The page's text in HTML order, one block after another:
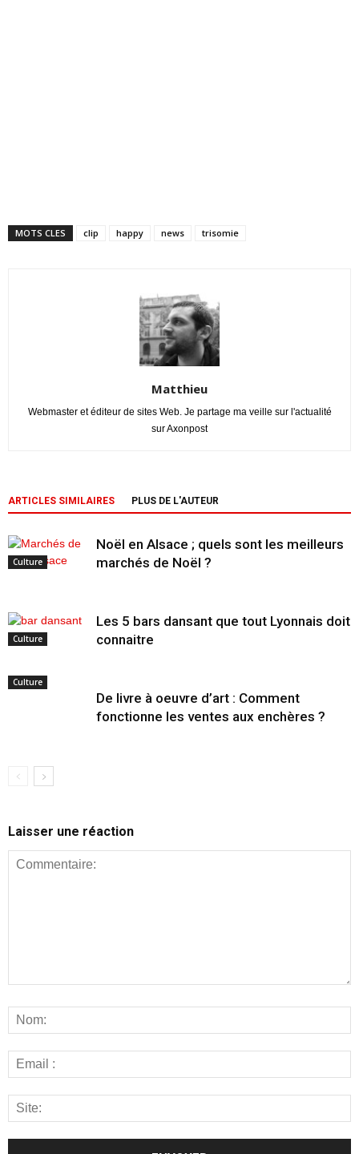
MOTS CLES clip happy news trisomie
Matthieu
Webmaster et éditeur de sites Web. Je partage ma veille sur l'actualité
sur Axonpost
ARTICLES SIMILAIRES PLUS DE L'AUTEUR
Culture
Noël en Alsace ; quels sont les meilleurs
marchés de Noël ?
Culture
Les 5 bars dansant que tout Lyonnais doit
connaitre
Culture
De livre à oeuvre d’art : Comment
fonctionne les ventes aux enchères ?
Laisser une réaction